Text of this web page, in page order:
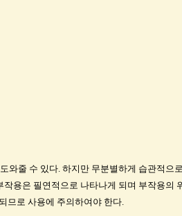
줄 수 있다. 하지만 무분별하게 습관적으
용은 필연적으로 나타나게 되며 부작용의
므로 사용에 주의하여야 한다.